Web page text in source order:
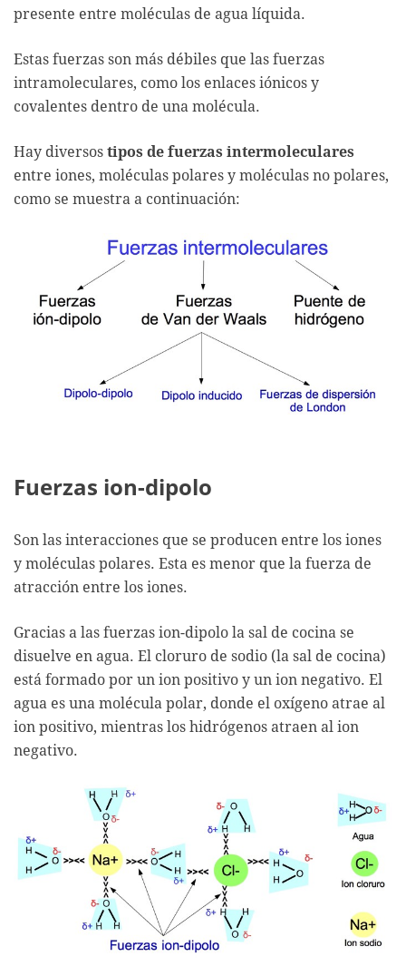
presente entre moléculas de agua líquida.
Estas fuerzas son más débiles que las fuerzas
intramoleculares, como los enlaces iónicos y
covalentes dentro de una molécula.
Hay diversos tipos de fuerzas intermoleculares
entre iones, moléculas polares y moléculas no polares,
como se muestra a continuación:
Fuerzas ion-dipolo
Son las interacciones que se producen entre los iones
y moléculas polares. Esta es menor que la fuerza de
atracción entre los iones.
Gracias a las fuerzas ion-dipolo la sal de cocina se
disuelve en agua. El cloruro de sodio (la sal de cocina)
está formado por un ion positivo y un ion negativo. El
agua es una molécula polar, donde el oxígeno atrae al
ion positivo, mientras los hidrógenos atraen al ion
negativo.